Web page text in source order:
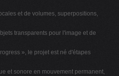
et de volumes, superpositions,
transparents pour l'image et de
», le projet est né d'étapes
et sonore en mouvement permanent,